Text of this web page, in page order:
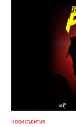
НОВИ СЪБИТИЯ